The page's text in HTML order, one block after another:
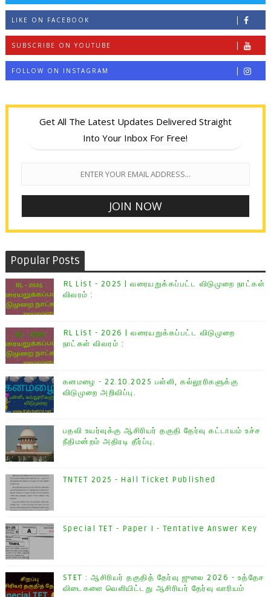
LIKE ON FACEBOOK
SUBSCRIBE ON YOUTUBE
FOLLOW ON INSTAGRAM
Get All The Latest Updates Delivered Straight
Into Your Inbox For Free!
Popular Posts
RL List - 2025 | வரையறுக்கப்பட்ட விடுமுறை நாட்கள்
விவரம் :
RL List - 2026 | வரையறுக்கப்பட்ட விடுமுறை
நாட்கள் விவரம் :
கனமழை - 22.10.2025 பள்ளி, கல்லூரிகளுக்கு
விடுமுறை அறிவிப்பு.
பதவி உயர்வுக்கு ஆசிரியர் தகுதி தேர்வு கட்டாயம் உச்ச
நீதிமன்றம் அதிரடி தீர்ப்பு.
TNTET 2025 - Hall Ticket Published
Special TET - Paper I - Tentative Answer Key
STET : ஆசிரியர் தகுதித் தேர்வு ஜுலை 2026 - உத்தேச
விடைகளை வெளியிட்டது ஆசிரியர் தேர்வு வாரியம்